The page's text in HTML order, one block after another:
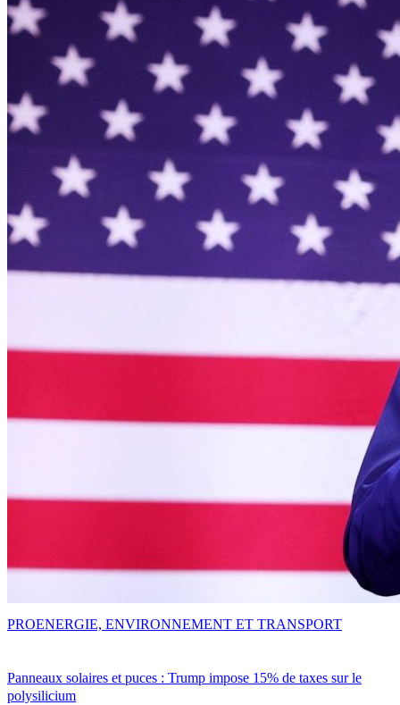
Panneaux solaires et puces : Trump impose 15% de taxes sur le
polysilicium
PROENERGIE, ENVIRONNEMENT ET TRANSPORT